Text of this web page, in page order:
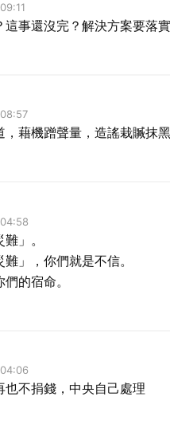
事還沒完？解決方案要落
藉機蹭聲量，造謠栽贓抹
」。
」，你們就是不信。
的宿命。
不捐錢，中央自己處理